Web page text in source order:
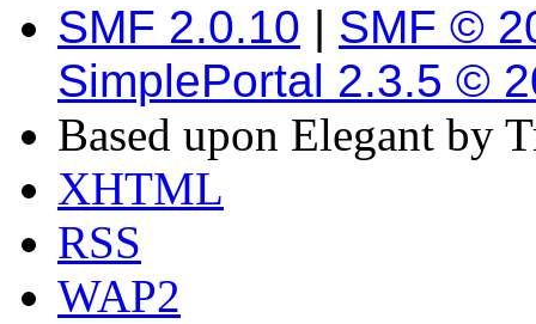
SMF 2.0.10 | SMF ©
SimplePortal 2.3.5 ©
Based upon Elegant by
XHTML
RSS
WAP2